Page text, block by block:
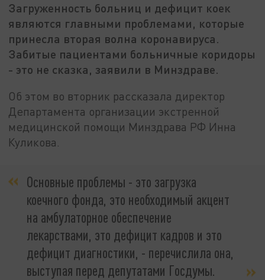
Загруженность больниц и дефицит коек
являются главными проблемами, которые
принесла вторая волна коронавируса.
Забитые пациентами больничные коридоры
- это не сказка, заявили в Минздраве.
Об этом во вторник рассказала директор
Департамента организации экстренной
медицинской помощи Минздрава РФ Инна
Куликова.
Основные проблемы - это загрузка
коечного фонда, это необходимый акцент
на амбулаторное обеспечение
лекарствами, это дефицит кадров и это
дефицит диагностики, - перечислила она,
выступая перед депутатами Госдумы.